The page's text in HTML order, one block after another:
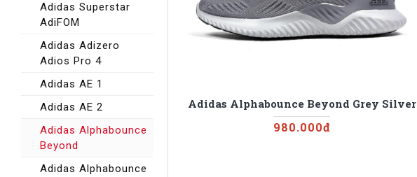
Adidas Superstar
AdiFOM
Adidas Adizero
Adios Pro 4
Adidas AE 1
Adidas AE 2
Adidas Alphabounce
Beyond
Adidas Alphabounce
Adidas Alphabounce Beyond Grey Silver
980.000đ